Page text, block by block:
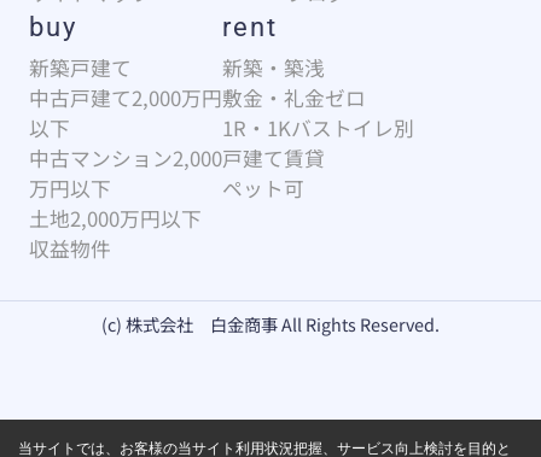
buy
新築戸建て
中古戸建て2,000万円
以下
中古マンション2,000
万円以下
土地2,000万円以下
収益物件
rent
新築・築浅
敷金・礼金ゼロ
1R・1Kバストイレ別
戸建て賃貸
ペット可
(c) 株式会社 白金商事 All Rights Reserved.
当サイトでは、お客様の当サイト利用状況把握、サービス向上検討を目的と